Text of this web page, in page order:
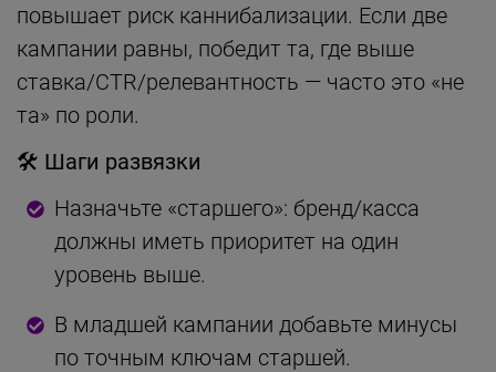
повышает риск каннибализации. Если две
кампании равны, победит та, где выше
ставка/CTR/релевантность — часто это «не
та» по роли.
🛠 Шаги развязки
Назначьте «старшего»: бренд/касса
должны иметь приоритет на один
уровень выше.
В младшей кампании добавьте минусы
по точным ключам старшей.